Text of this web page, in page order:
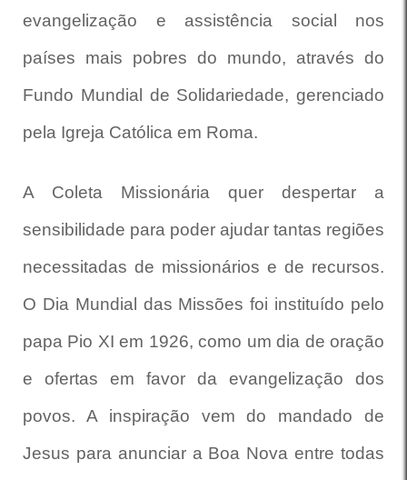
evangelização e assistência social nos
países mais pobres do mundo, através do
Fundo Mundial de Solidariedade, gerenciado
pela Igreja Católica em Roma.
A Coleta Missionária quer despertar a
sensibilidade para poder ajudar tantas regiões
necessitadas de missionários e de recursos.
O Dia Mundial das Missões foi instituído pelo
papa Pio XI em 1926, como um dia de oração
e ofertas em favor da evangelização dos
povos. A inspiração vem do mandado de
Jesus para anunciar a Boa Nova entre todas